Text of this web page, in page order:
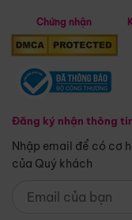
Chứng nhận
Đăng ký nhận thông
Nhập email để có cơ
của Quý khách